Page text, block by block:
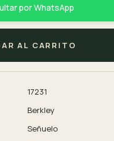
por WhatsApp
AL CARRITO
17231
Berkley
Señuelo